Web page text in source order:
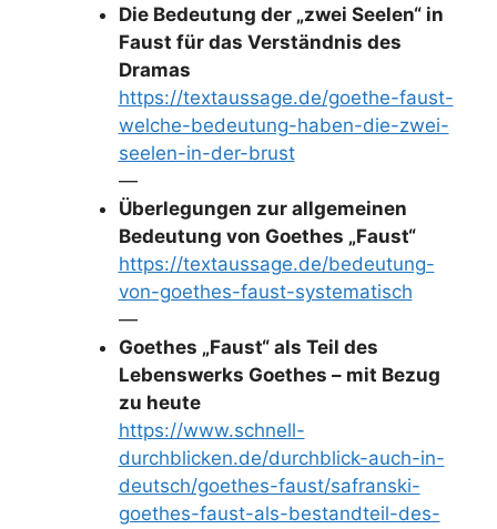
Die Bedeutung der „zwei Seelen“ in
Faust für das Verständnis des
Dramas
https://textaussage.de/goethe-faust-
welche-bedeutung-haben-die-zwei-
seelen-in-der-brust
—
Überlegungen zur allgemeinen
Bedeutung von Goethes „Faust“
https://textaussage.de/bedeutung-
von-goethes-faust-systematisch
—
Goethes „Faust“ als Teil des
Lebenswerks Goethes – mit Bezug
zu heute
https://www.schnell-
durchblicken.de/durchblick-auch-in-
deutsch/goethes-faust/safranski-
goethes-faust-als-bestandteil-des-